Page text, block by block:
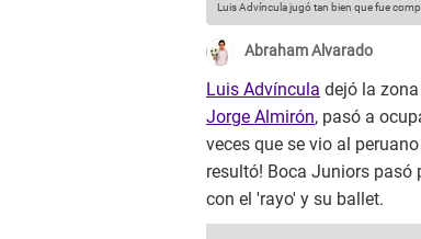
Luis Advíncula jugó tan bien que fue
Abraham Alvarado
Luis Advíncula dejó la
Jorge Almirón, pasó a
veces que se vio al
resultó! Boca Juniors pasó
con el 'rayo' y su ballet.